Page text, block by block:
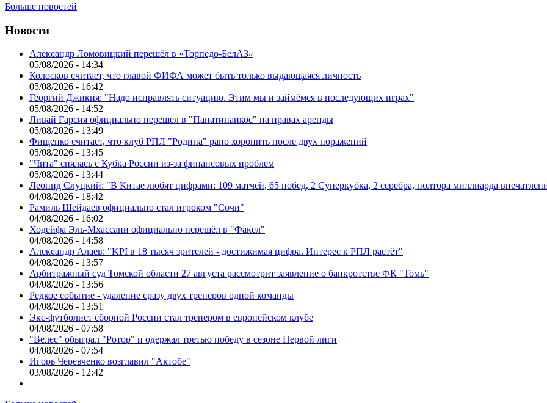
Больше новостей
Новости
Александр Ломовицкий перешёл в «Торпедо-БелАЗ»
05/08/2026 - 14:34
Колосков считает, что главой ФИФА может быть только выдающаяся личность
05/08/2026 - 16:42
Георгий Джикия: "Надо исправлять ситуацию. Этим мы и займёмся в последующих играх"
05/08/2026 - 14:52
Ливай Гарсия официально перешел в "Панатинаикос" на правах аренды
05/08/2026 - 13:49
Фищенко считает, что клуб РПЛ "Родина" рано хоронить после двух поражений
05/08/2026 - 13:45
"Чита" снялась с Кубка России из-за финансовых проблем
05/08/2026 - 13:44
Леонид Слуцкий: "В Китае любят цифрами: 109 матчей, 65 побед, 2 Суперкубка, 2 серебра, полтора миллиарда
04/08/2026 - 18:42
Рамиль Шейдаев официально стал игроком "Сочи"
04/08/2026 - 16:02
Ходейфа Эль-Мхассани официально перешёл в "Факел"
04/08/2026 - 14:58
Александр Алаев: "KPI в 18 тысяч зрителей - достижимая цифра. Интерес к РПЛ растёт"
04/08/2026 - 13:57
Арбитражный суд Томской области 27 августа рассмотрит заявление о банкротстве ФК "Томь"
04/08/2026 - 13:56
Редкое событие - удаление сразу двух тренеров одной команды
04/08/2026 - 13:51
Экс-футболист сборной России стал тренером в европейском клубе
04/08/2026 - 07:58
"Велес" обыграл "Ротор" и одержал третью победу в сезоне Первой лиги
04/08/2026 - 07:54
Игорь Черевченко возглавил "Актобе"
03/08/2026 - 12:42